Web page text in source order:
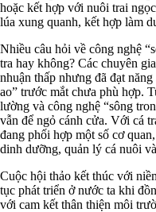
hoặc kết hợp với nuôi trai
lúa xung quanh, kết hợp làm
Nhiều câu hỏi về công nghệ
tra hay không? Các chuyên
nhuận thấp nhưng đã đạt
ao” trước mắt chưa phù hợp.
lường và công nghệ “sông
vẫn để ngỏ cánh cửa. Với cá
đang phối hợp một số cơ
dinh dưỡng, quản lý cá nuôi
Cuộc hội thảo kết thúc với
tục phát triển ở nước ta khi
với cam kết thân thiện môi